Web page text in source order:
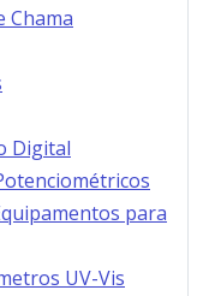
Chama
Digital
para
UV-Vis